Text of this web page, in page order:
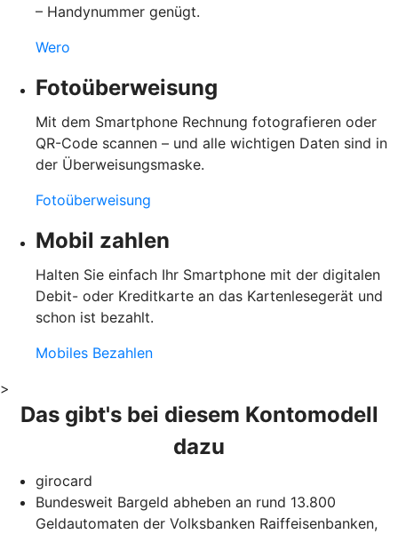
– Handynummer genügt.
Wero
Fotoüberweisung
Mit dem Smartphone Rechnung fotografieren oder
QR-Code scannen – und alle wichtigen Daten sind in
der Überweisungsmaske.
Fotoüberweisung
Mobil zahlen
Halten Sie einfach Ihr Smartphone mit der digitalen
Debit- oder Kreditkarte an das Kartenlesegerät und
schon ist bezahlt.
Mobiles Bezahlen
>
Das gibt's bei diesem Kontomodell
dazu
girocard
Bundesweit Bargeld abheben an rund 13.800
Geldautomaten der Volksbanken Raiffeisenbanken,